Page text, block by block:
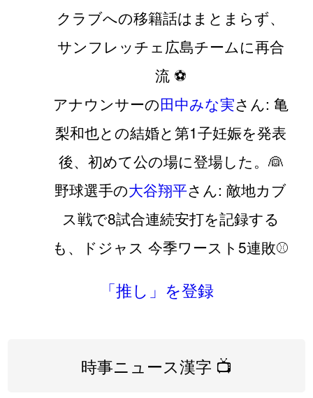
クラブへの移籍話はまとまらず、
サンフレッチェ広島チームに再合
流 ⚽️
アナウンサーの田中みな実さん: 亀
梨和也との結婚と第1子妊娠を発表
後、初めて公の場に登場した。👰
野球選手の大谷翔平さん: 敵地カブ
ス戦で8試合連続安打を記録する
も、ドジャス 今季ワースト5連敗⚾️
「推し」を登録
時事ニュース漢字 📺